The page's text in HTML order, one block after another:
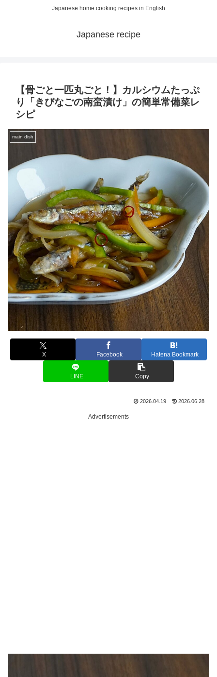
Japanese home cooking recipes in English
Japanese recipe
【骨ごと一匹丸ごと！】カルシウムたっぷ
り「きびなごの南蛮漬け」の簡単常備菜レ
シピ
main dish
X Facebook Hatena Bookmark
LINE Copy
2026.04.19 2026.06.28
Advertisements